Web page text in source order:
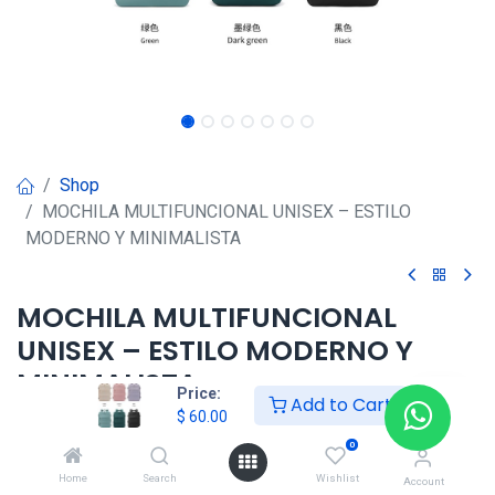
Price:
$ 60.00 Add to Cart
Home Search
0
Wishlist Account
Shop
MOCHILA MULTIFUNCIONAL UNISEX – ESTILO
MODERNO Y MINIMALISTA
MOCHILA MULTIFUNCIONAL
UNISEX – ESTILO MODERNO Y
MINIMALISTA
60.00